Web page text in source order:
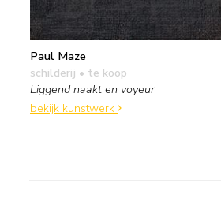
Paul Maze
schilderij • te koop
Liggend naakt en voyeur
bekijk kunstwerk